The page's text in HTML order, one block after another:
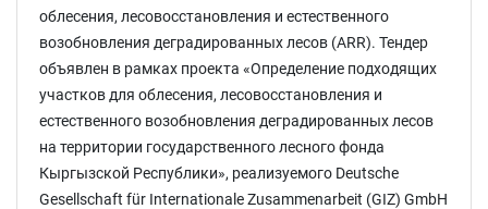
облесения, лесовосстановления и естественного
возобновления деградированных лесов (ARR). Тендер
объявлен в рамках проекта «Определение подходящих
участков для облесения, лесовосстановления и
естественного возобновления деградированных лесов
на территории государственного лесного фонда
Кыргызской Республики», реализуемого Deutsche
Gesellschaft für Internationale Zusammenarbeit (GIZ) GmbH